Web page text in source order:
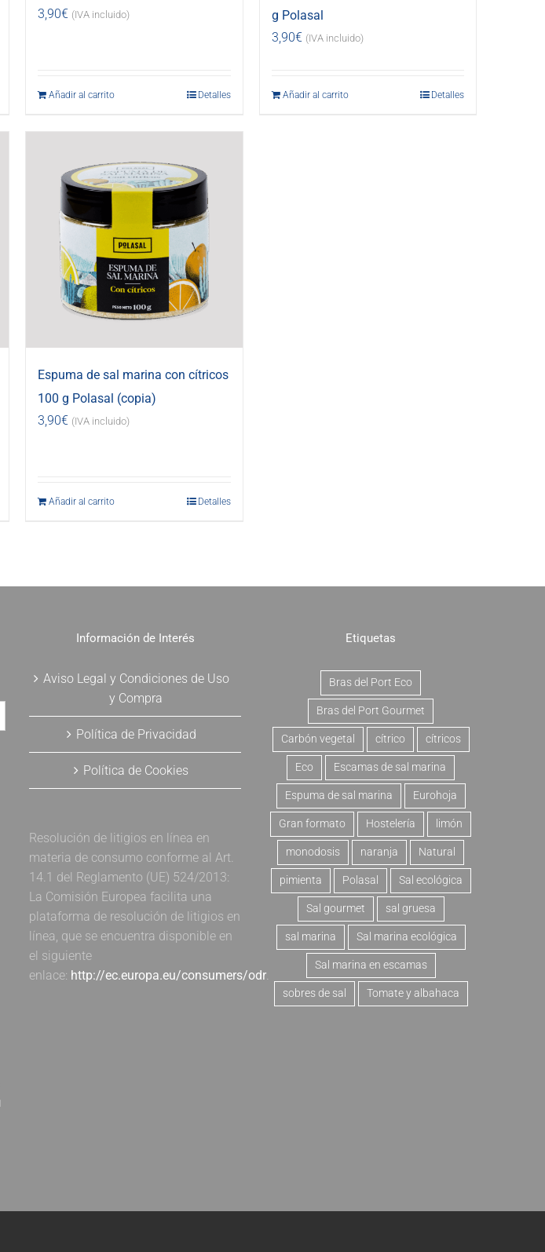
3,90€ (IVA incluido)
Añadir al carrito Detalles
g Polasal
3,90€ (IVA incluido)
Añadir al carrito Detalles
Espuma de sal marina con cítricos
100 g Polasal (copia)
3,90€ (IVA incluido)
Añadir al carrito Detalles
Información de Interés
Aviso Legal y Condiciones de Uso
y Compra
Política de Privacidad
Política de Cookies
Resolución de litigios en línea en
materia de consumo conforme al Art.
14.1 del Reglamento (UE) 524/2013:
La Comisión Europea facilita una
plataforma de resolución de litigios en
línea, que se encuentra disponible en
el siguiente
enlace: http://ec.europa.eu/consumers/odr.
Etiquetas
Bras del Port Eco
Bras del Port Gourmet
Carbón vegetal cítrico cítricos
Eco Escamas de sal marina
Espuma de sal marina Eurohoja
Gran formato Hostelería limón
monodosis naranja Natural
pimienta Polasal Sal ecológica
Sal gourmet sal gruesa
sal marina Sal marina ecológica
Sal marina en escamas
sobres de sal Tomate y albahaca